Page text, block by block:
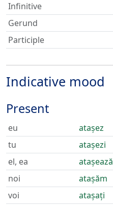
Infinitive
Gerund
Participle
Indicative mood
Present
eu
atașez
tu
atașezi
el, ea
atașează
noi
atașăm
voi
atașați